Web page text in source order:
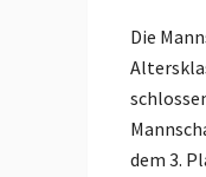
Die
dem 3.